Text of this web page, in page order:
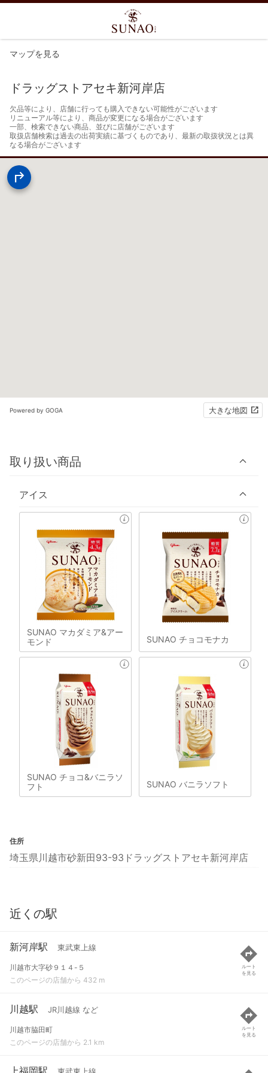
マップを見る
ドラッグストアセキ新河岸店
欠品等により、店舗に行っても購入できない可能性がございます
リニューアル等により、商品が変更になる場合がございます
一部、検索できない商品、並びに店舗がございます
取扱店舗検索は過去の出荷実績に基づくものであり、最新の取扱状況とは異
なる場合がございます
Powered by GOGA 大きな地図
取り扱い商品
アイス
SUNAO マカダミア&アー
モンド
SUNAO チョコモナカ
SUNAO チョコ&バニラソ
フト
SUNAO バニラソフト
住所
埼玉県川越市砂新田93-93ドラッグストアセキ新河岸店
近くの駅
新河岸駅 東武東上線
川越市大字砂９１４-５
このページの店舗から 432 m
ルート
を見る
川越駅 JR川越線 など
川越市脇田町
このページの店舗から 2.1 km
ルート
を見る
上福岡駅